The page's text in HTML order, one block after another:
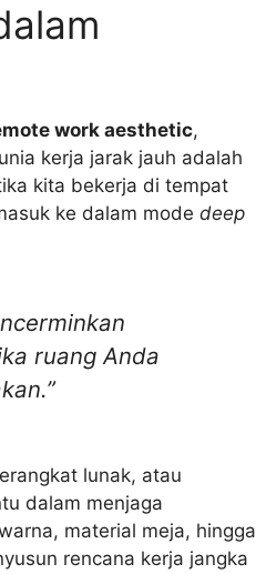
work aesthetic,
kerja jarak jauh adalah
kita bekerja di tempat
ke dalam mode deep
ruang Anda
lunak, atau
dalam menjaga
material meja, hingga
rencana kerja jangka